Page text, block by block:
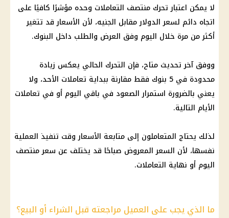
لا يمكن اعتبار تحرك منتصف التعاملات وحده مؤشرًا كافيًا على
اتجاه دائم لسعرالدولار مقابل الجنيه، لأن الأسعار قد تتغير
أكثر من مرة خلال اليوم وفق العرض والطلب داخل البنوك.
ووفق آخر تحديث متاح، فإن التحرك الحالي يعكس زيادة
محدودة في 5
بنوك فقط مقارنة ببداية تعاملات الأحد، ولا
يعني بالضرورة استمرار الصعود في باقي اليوم أو في تعاملات
الأيام التالية.
لذلك يحتاج المتعاملون إلى متابعة الأسعار وقت تنفيذ العملية
نفسها، لأن السعر المعروض صباحًا قد يختلف عن سعر منتصف
اليوم أو نهاية التعاملات.
ما الذي يجب على العميل مراجعته قبل الشراء أو البيع؟